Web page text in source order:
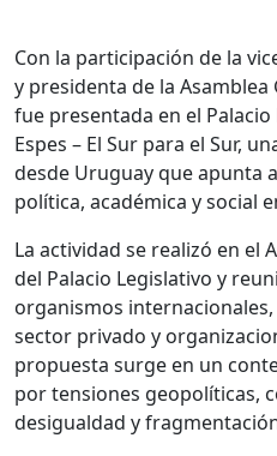
Con la participación de la
y presidenta de la Asamblea
fue presentada en el
Espes – El Sur para el Sur,
desde Uruguay que apunta
política, académica y social
La actividad se realizó en el
del Palacio Legislativo y
organismos
sector privado y
propuesta surge en un
por tensiones geopolíticas,
desigualdad y